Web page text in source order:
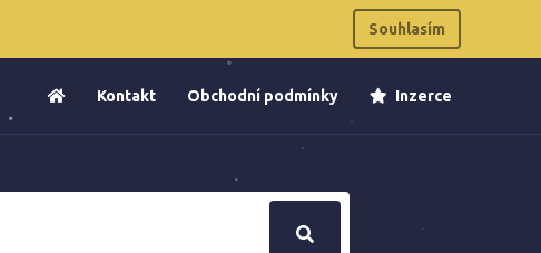
Souhlasím
Kontakt Obchodní podmínky Inzerce